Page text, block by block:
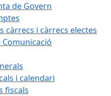
de Govern
càrrecs i càrrecs electes
Comunicació
i calendari
fiscals